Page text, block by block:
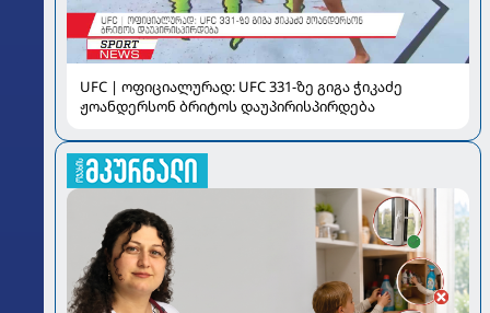
UFC | ოფიციალურად: UFC 331-ზე გიგა ჭიკაძე
ჟოანდერსონ ბრიტოს დაუპირისპირდება